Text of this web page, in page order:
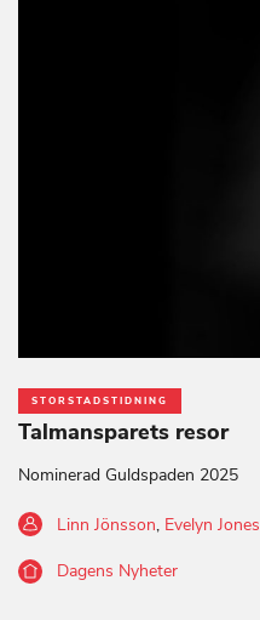
STORSTADSTIDNING
Talmansparets resor
Nominerad Guldspaden 2025
Linn Jönsson, Evelyn Jones
Dagens Nyheter